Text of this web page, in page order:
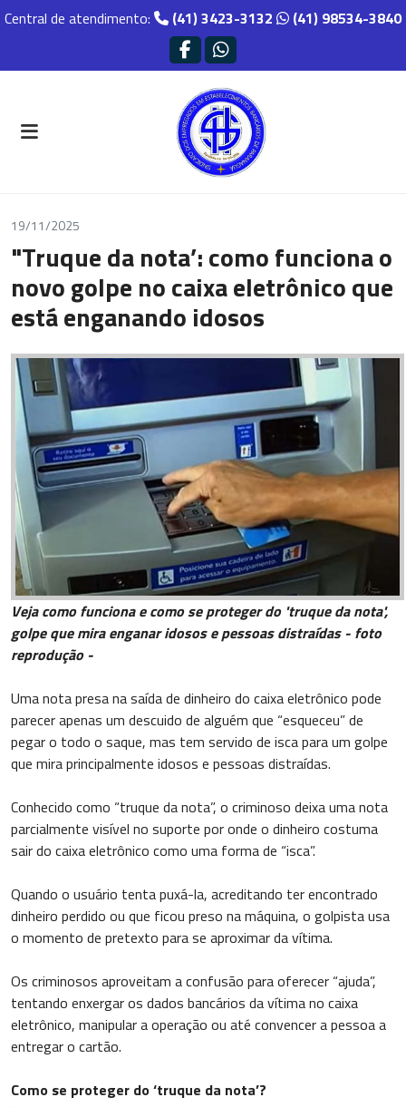
Central de atendimento: (41) 3423-3132 (41) 98534-3840
19/11/2025
"Truque da nota’: como funciona o
novo golpe no caixa eletrônico que
está enganando idosos
Veja como funciona e como se proteger do 'truque da nota',
golpe que mira enganar idosos e pessoas distraídas - foto
reprodução -
Uma nota presa na saída de dinheiro do caixa eletrônico pode
parecer apenas um descuido de alguém que “esqueceu” de
pegar o todo o saque, mas tem servido de isca para um golpe
que mira principalmente idosos e pessoas distraídas.
Conhecido como “truque da nota”, o criminoso deixa uma nota
parcialmente visível no suporte por onde o dinheiro costuma
sair do caixa eletrônico como uma forma de “isca”.
Quando o usuário tenta puxá-la, acreditando ter encontrado
dinheiro perdido ou que ficou preso na máquina, o golpista usa
o momento de pretexto para se aproximar da vítima.
Os criminosos aproveitam a confusão para oferecer “ajuda”,
tentando enxergar os dados bancários da vítima no caixa
eletrônico, manipular a operação ou até convencer a pessoa a
entregar o cartão.
Como se proteger do ‘truque da nota’?